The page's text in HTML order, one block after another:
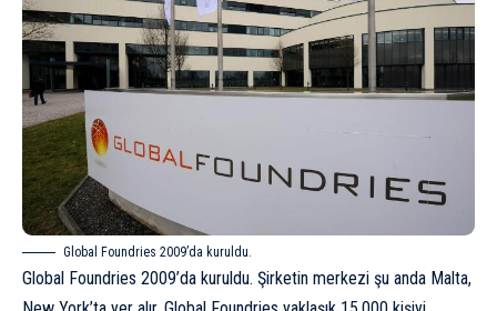
Global Foundries 2009’da kuruldu.
Global Foundries 2009’da kuruldu. Şirketin merkezi şu anda Malta,